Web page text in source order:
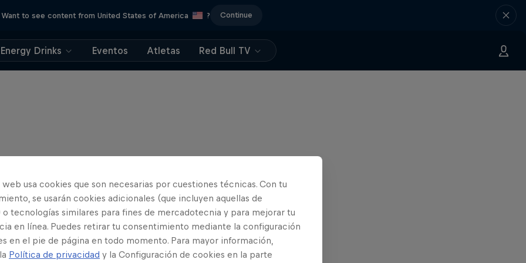
Want to see content from United States of America ? Continue
Energy Drinks Eventos Atletas Red Bull TV
web usa cookies que son necesarias por cuestiones técnicas. Con tu
se usarán cookies adicionales (que incluyen aquellas de
tecnologías similares para fines de mercadotecnia y para mejorar tu
en línea. Puedes retirar tu consentimiento mediante la configuración
en el pie de página en todo momento. Para mayor información,
Política de privacidad y la Configuración de cookies en la parte